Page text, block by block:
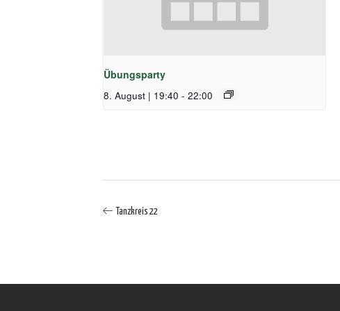
Übungsparty
8. August | 19:40 - 22:00
Tanzkreis 22